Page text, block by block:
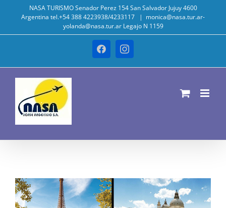
NASA TURISMO Senador Perez 154 San Salvador Jujuy 4600
Argentina tel.+54 388 4223938/4233117
| monica@nasa.tur.ar-
yolanda@nasa.tur.ar Legajo N 1159
FacebookInstagram